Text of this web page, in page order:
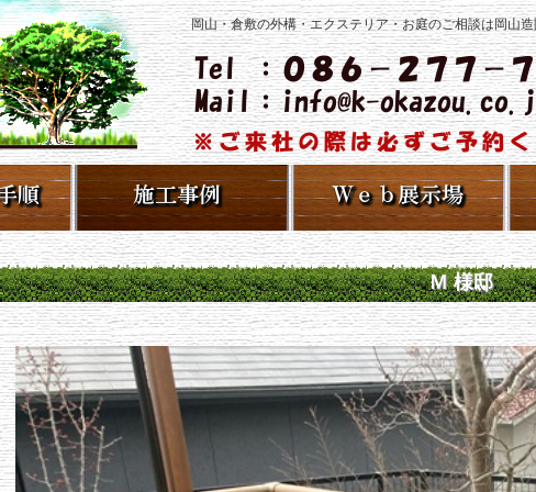
岡山・倉敷の外構・エクステリア・お庭のご相談は岡山
Ｍ 様邸